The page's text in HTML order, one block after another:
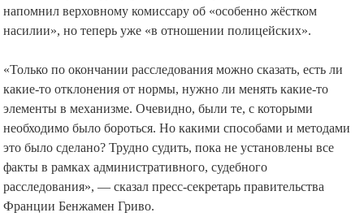
напомнил верховному комиссару об «особенно жёстком
насилии», но теперь уже «в отношении полицейских».
«Только по окончании расследования можно сказать, есть ли
какие-то отклонения от нормы, нужно ли менять какие-то
элементы в механизме. Очевидно, были те, с которыми
необходимо было бороться. Но какими способами и методами
это было сделано? Трудно судить, пока не установлены все
факты в рамках административного, судебного
расследования», — сказал пресс-секретарь правительства
Франции Бенжамен Гриво.